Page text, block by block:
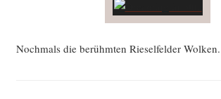
Noch­mals die berühm­ten Rie­sel­fel­der Wolken.